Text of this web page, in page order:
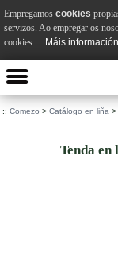
:: Comezo > Catálogo en liña >
Tenda
Empregamos cookies
servizos. Ao empregar os
cookies.
Máis información